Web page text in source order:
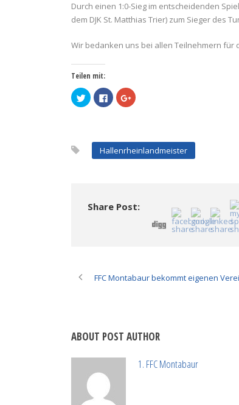
Durch einen 1:0-Sieg im entscheidenden
dem DJK St. Matthias Trier) zum Sieger des
Wir bedanken uns bei allen Teilnehmern
Teilen mit:
Klick,
um
über
in
neuem
Fenster
Klick,
um
in
neuem
Fenster
Zum
Teilen
neuem
Fenster
geöffnet)
Hallenrheinlandmeister
Share Post:
FFC Montabaur bekommt eigenen
ABOUT POST AUTHOR
1. FFC Montabaur